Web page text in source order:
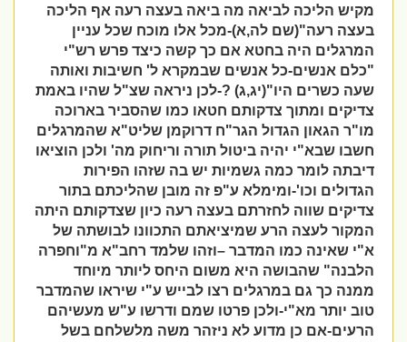
מקיש הליכה לביאה מה ביאה בעצה רעה אף הליכה
בעצה רעה"(שם לה,א)-מכל אלו מוכח שכל עניין
המרגלים היה בחטא אם כך קשה כיצד פרש רש"י
"כלם אנשים-כל אנשים שבמקרא ל' חשיבות ואותה
שעה כשרים היו"(יג,ג) ?-לכן ניראה שצ"ל שהיו באמת
צדיקים ומתוך צדקותם חטאו כמו שהסביר בארוכה
מו"ר הגאון הגדול הגר"ח דרוקמן שליט"א שהמרגלים
חשבו שבא"י יהיה ביטול תורה וריחוק מה' ולכן הוציאו
דיבתה לומר כמה גשמיות יש בה שזהו הפירות
הגדולים וכו'-ומימלא ע"פ זה מובן שהליכתם בתור
צדיקים שווה לחזרתם בעצה רעה כיון שצדקותם היתה
המקור לעצה הרע שמיציאתם התכוונו לבושתה של
א"י שאינה כמו המדבר –וזהו שלמד רחב"א מ"וחפרה
הלבנה" שהבושה היא משום היחס ליותר מיוחד
ממנה כך גם במרגלים רצו לבייש ע"י שיראו שהמדבר
טוב יותר מא"י-ולכן פרטו שמם ודרשו ע"ש מעשיהם
הרעים-אם כן מדוע לא ניזהר משה מלשלחם בשל